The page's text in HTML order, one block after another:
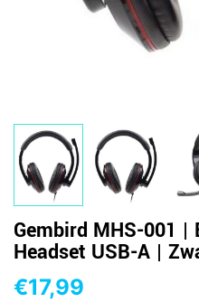
Gembird MHS-001 |
Headset USB-A |
€17,99